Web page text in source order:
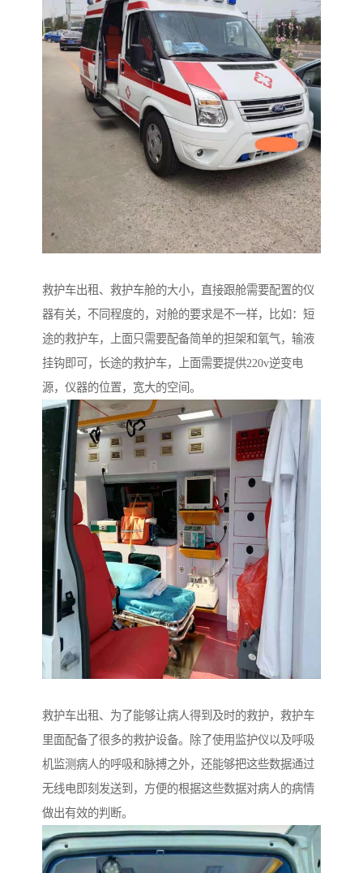
救护车出租、救护车舱的大小，直接跟舱需要配置的仪
器有关，不同程度的，对舱的要求是不一样，比如：短
途的救护车，上面只需要配备简单的担架和氧气，输液
挂钩即可，长途的救护车，上面需要提供220v逆变电
源，仪器的位置，宽大的空间。
救护车出租、为了能够让病人得到及时的救护，救护车
里面配备了很多的救护设备。除了使用监护仪以及呼吸
机监测病人的呼吸和脉搏之外，还能够把这些数据通过
无线电即刻发送到，方便的根据这些数据对病人的病情
做出有效的判断。